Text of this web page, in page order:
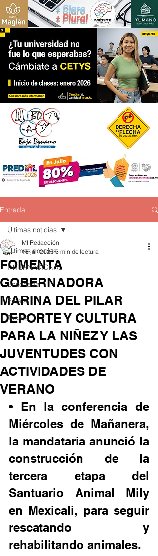
+ Claro
+ Plural
Entrada
Últimas noticias
INTERNACIONAL
Ensenada
Estatal
Tecate
Últimas noticias
FOMENTA
GOBERNADORA
MARINA DEL PILAR
DEPORTE Y CULTURA
PARA LA NIÑEZ Y LAS
JUVENTUDES CON
ACTIVIDADES DE
VERANO
MI Redacción
18 jun 2025 3 min de lectura
• En la conferencia de
Miércoles de Mañanera,
la mandataria anunció la
construcción de la
tercera etapa del
Santuario Animal Mily
en Mexicali, para seguir
rescatando y
rehabilitando animales.